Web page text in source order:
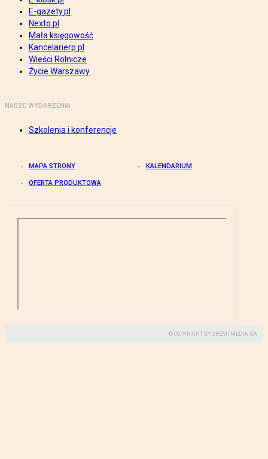
E-gazety.pl
Nexto.pl
Mała księgowość
Kancelarierp.pl
Wieści Rolnicze
Życie Warszawy
NASZE WYDARZENIA
Szkolenia i konferencje
MAPA STRONY KALENDARIUM
OFERTA PRODUKTOWA
© COPYRIGHT BY GREMI MEDIA SA